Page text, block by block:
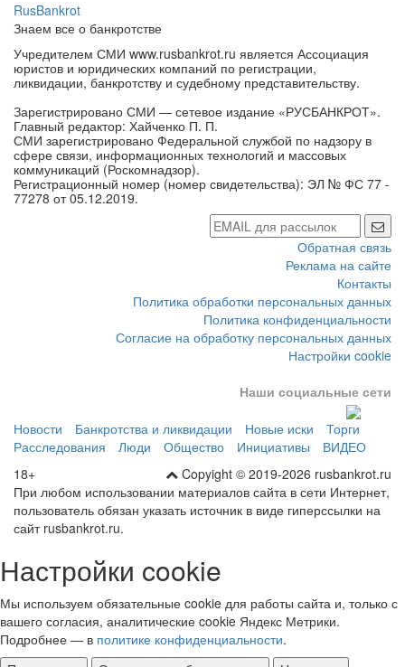
RusBankrot
Знаем все о банкротстве
Учредителем СМИ www.rusbankrot.ru является Ассоциация
юристов и юридических компаний по регистрации,
ликвидации, банкротству и судебному представительству.
Зарегистрировано СМИ — сетевое издание «РУСБАНКРОТ».
Главный редактор: Хайченко П. П.
СМИ зарегистрировано Федеральной службой по надзору в
сфере связи, информационных технологий и массовых
коммуникаций (Роскомнадзор).
Регистрационный номер (номер свидетельства): ЭЛ № ФС 77 -
77278 от 05.12.2019.
Обратная связь
Реклама на сайте
Контакты
Политика обработки персональных данных
Политика конфиденциальности
Согласие на обработку персональных данных
Настройки cookie
Наши социальные сети
Новости Банкротства и ликвидации Новые иски
Торги
Расследования
Люди Общество Инициативы
ВИДЕО
Copyight © 2019-2026 rusbankrot.ru
18+
При любом использовании материалов сайта в сети Интернет,
пользователь обязан указать источник в виде гиперссылки на
сайт rusbankrot.ru.
Настройки cookie
Мы используем обязательные cookie для работы сайта и, только с
вашего согласия, аналитические cookie Яндекс Метрики.
Подробнее — в политике конфиденциальности.